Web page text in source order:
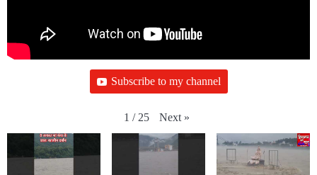
Subscribe to my channel
1 / 25 Next »